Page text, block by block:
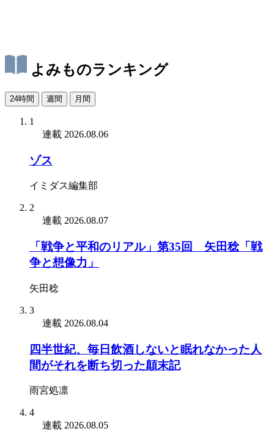
よみものランキング
24時間 週間 月間
1
連載 2026.08.06
ゾス
イミダス編集部
2
連載 2026.08.07
「戦争と平和のリアル」第35回 矢田稔「戦
争と想像力」
矢田稔
3
連載 2026.08.04
四半世紀、毎日飲酒しないと眠れなかった人
間がそれを断ち切った顛末記
雨宮処凛
4
連載 2026.08.05